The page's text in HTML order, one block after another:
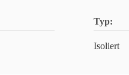
Typ:
Isoliert